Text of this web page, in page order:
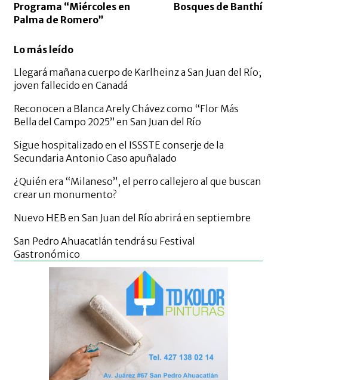
Programa “Miércoles en
Palma de Romero”
Bosques de Banthí
Lo más leído
Llegará mañana cuerpo de Karlheinz a San Juan del Río;
joven fallecido en Canadá
Reconocen a Blanca Arely Chávez como “Flor Más
Bella del Campo 2025” en San Juan del Río
Sigue hospitalizado en el ISSSTE conserje de la
Secundaria Antonio Caso apuñalado
¿Quién era “Milaneso”, el perro callejero al que buscan
crear un monumento?
Nuevo HEB en San Juan del Río abrirá en septiembre
San Pedro Ahuacatlán tendrá su Festival
Gastronómico